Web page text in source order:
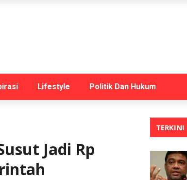
Lifestyle Politik Dan Hukum
Jadi Rp
TERKINI